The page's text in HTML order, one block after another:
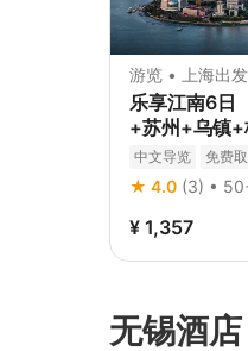
游览 • 上海出发
乐享江南6日
+苏州+乌镇+
中文导览 免费
★ 4.0 (3) •
¥ 1,357
无锡酒店